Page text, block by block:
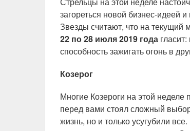
загореться новой бизнес-идеей
Звезды считают, что на текущий
22 по 28 июля 2019 года
способность зажигать огонь в
Козерог
Многие Козероги на этой
перед вами стоял сложный
жизнь, но и только усугубили